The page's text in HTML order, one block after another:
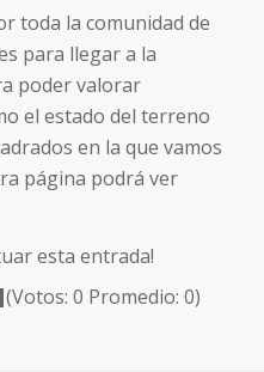
toda la comunidad de
para llegar a la
poder valorar
el estado del terreno
en la que vamos
página podrá ver
esta entrada!
(Votos:0 Promedio:0)